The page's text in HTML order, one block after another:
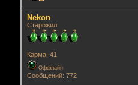
Nekon
Старожил
Карма: 41
Оффлайн
Сообщений: 772